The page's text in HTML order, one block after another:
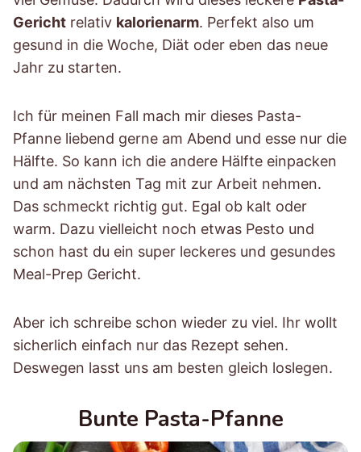
Gericht relativ kalorienarm. Perfekt also um
gesund in die Woche, Diät oder eben das neue
Jahr zu starten.
Ich für meinen Fall mach mir dieses Pasta-
Pfanne liebend gerne am Abend und esse nur die
Hälfte. So kann ich die andere Hälfte einpacken
und am nächsten Tag mit zur Arbeit nehmen.
Das schmeckt richtig gut. Egal ob kalt oder
warm. Dazu vielleicht noch etwas Pesto und
schon hast du ein super leckeres und gesundes
Meal-Prep Gericht.
Aber ich schreibe schon wieder zu viel. Ihr wollt
sicherlich einfach nur das Rezept sehen.
Deswegen lasst uns am besten gleich loslegen.
Bunte Pasta-Pfanne